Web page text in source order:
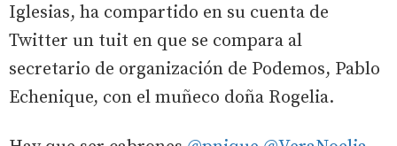
Iglesias, ha compartido en su cuenta de
Twitter un tuit en que se compara al
secretario de organización de Podemos, Pablo
Echenique, con el muñeco doña Rogelia.